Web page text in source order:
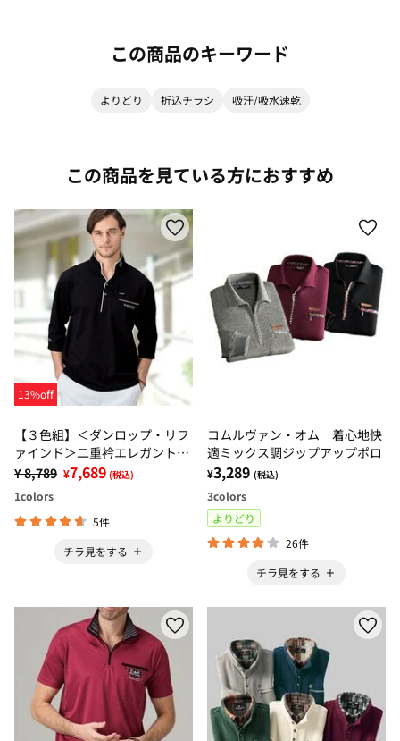
この商品のキーワード
よりどり 折込チラシ 吸汗/吸水速乾
この商品を見ている方におすすめ
13%off
【３色組】＜ダンロップ・リフ
ァインド＞二重衿エレガントシ
ャツ
¥ 8,789 ¥7,689 (税込)
1colors
5件
チラ見をする
コムルヴァン・オム 着心地快
適ミックス調ジップアップポロ
¥3,289 (税込)
3colors
よりどり
26件
チラ見をする